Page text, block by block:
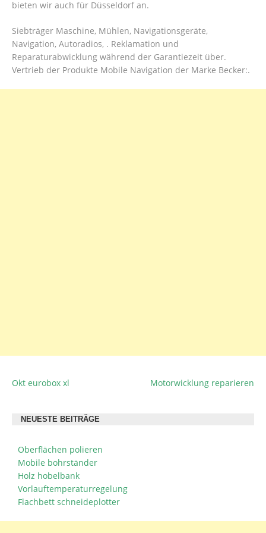
bieten wir auch für Düsseldorf an.
Siebträger Maschine, Mühlen, Navigationsgeräte,
Navigation, Autoradios, . Reklamation und
Reparaturabwicklung während der Garantiezeit über.
Vertrieb der Produkte Mobile Navigation der Marke Becker:.
BEITRAGSNAVIGATION
Okt eurobox xl Motorwicklung reparieren
NEUESTE BEITRÄGE
Oberflächen polieren
Mobile bohrständer
Holz hobelbank
Vorlauftemperaturregelung
Flachbett schneideplotter